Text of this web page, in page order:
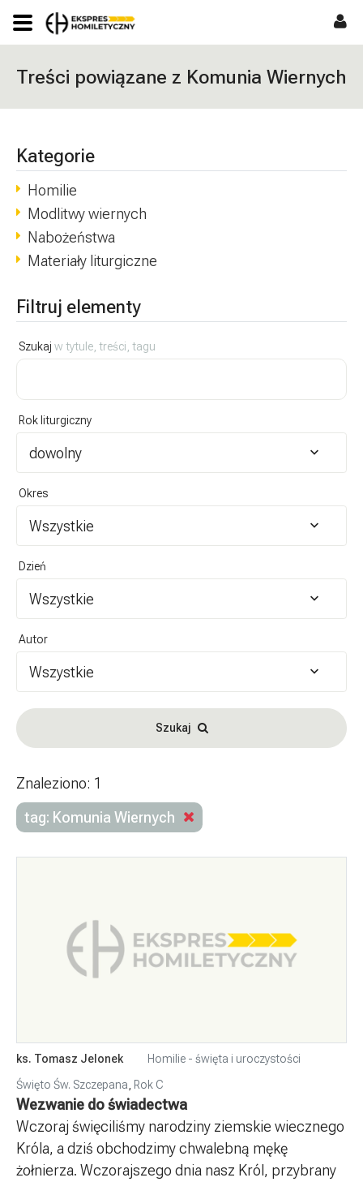
Treści powiązane z Komunia Wiernych
Kategorie
Homilie
Modlitwy wiernych
Nabożeństwa
Materiały liturgiczne
Filtruj elementy
Szukaj w tytule, treści, tagu
Rok liturgiczny
dowolny
Okres
Wszystkie
Dzień
Wszystkie
Autor
Wszystkie
Szukaj
Znaleziono: 1
tag: Komunia Wiernych
ks. Tomasz Jelonek
Homilie - święta i uroczystości
Święto Św. Szczepana
Rok C
Wezwanie do świadectwa
Wczoraj święciliśmy narodziny ziemskie wiecznego
Króla, a dziś obchodzimy chwalebną mękę
żołnierza. Wczorajszego dnia nasz Król, przybrany